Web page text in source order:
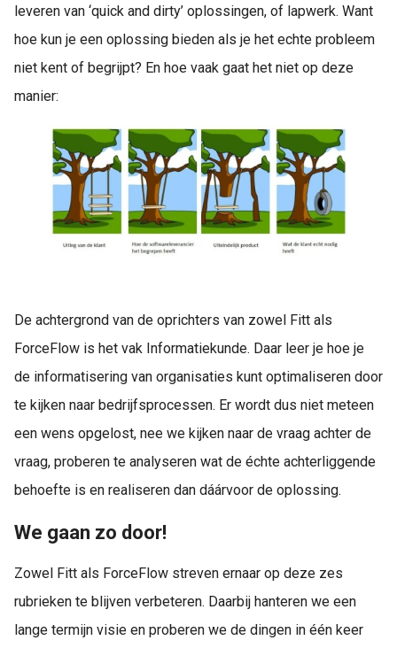
leveren van ‘quick and dirty’ oplossingen, of lapwerk. Want
hoe kun je een oplossing bieden als je het echte probleem
niet kent of begrijpt? En hoe vaak gaat het niet op deze
manier:
De achtergrond van de oprichters van zowel Fitt als
ForceFlow is het vak Informatiekunde. Daar leer je hoe je
de informatisering van organisaties kunt optimaliseren door
te kijken naar bedrijfsprocessen. Er wordt dus niet meteen
een wens opgelost, nee we kijken naar de vraag achter de
vraag, proberen te analyseren wat de échte achterliggende
behoefte is en realiseren dan dáárvoor de oplossing.
We gaan zo door!
Zowel Fitt als ForceFlow streven ernaar op deze zes
rubrieken te blijven verbeteren. Daarbij hanteren we een
lange termijn visie en proberen we de dingen in één keer